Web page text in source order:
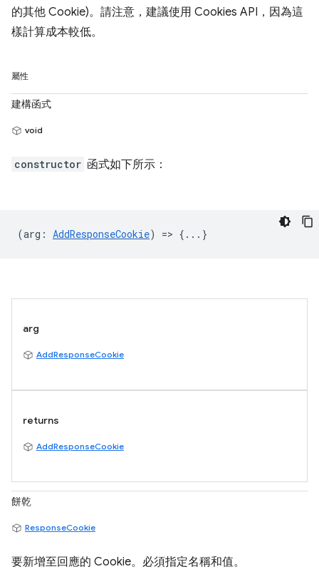
的其他 Cookie)。請注意，建議使用 Cookies API，因為這
樣計算成本較低。
屬性
建構函式
void
constructor 函式如下所示：
(arg : AddResponseCookie) => {...}
arg
AddResponseCookie
returns
AddResponseCookie
餅乾
ResponseCookie
要新增至回應的 Cookie。必須指定名稱和值。